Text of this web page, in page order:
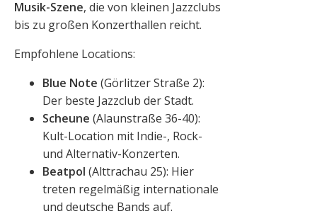
Musik-Szene, die von kleinen Jazzclubs
bis zu großen Konzerthallen reicht.
Empfohlene Locations:
Blue Note (Görlitzer Straße 2):
Der beste Jazzclub der Stadt.
Scheune (Alaunstraße 36-40):
Kult-Location mit Indie-, Rock-
und Alternativ-Konzerten.
Beatpol (Alttrachau 25): Hier
treten regelmäßig internationale
und deutsche Bands auf.